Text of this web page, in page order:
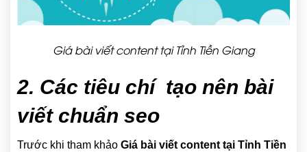
Giá bài viết content tại Tỉnh Tiền Giang
2. Các tiêu chí tạo nên bài
viết chuẩn seo
Trước khi tham khảo Giá bài viết content tại Tỉnh Tiền